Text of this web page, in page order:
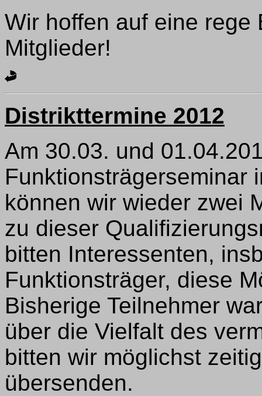
Wir hoffen auf eine rege
Mitglieder!
Distrikttermine 2012
Am 30.03. und
Funktionsträgerseminar
können wir wieder zwei
zu dieser
bitten Interessenten,
Funktionsträger, diese
Bisherige Teilnehmer
über die Vielfalt des
bitten wir möglichst
übersenden.